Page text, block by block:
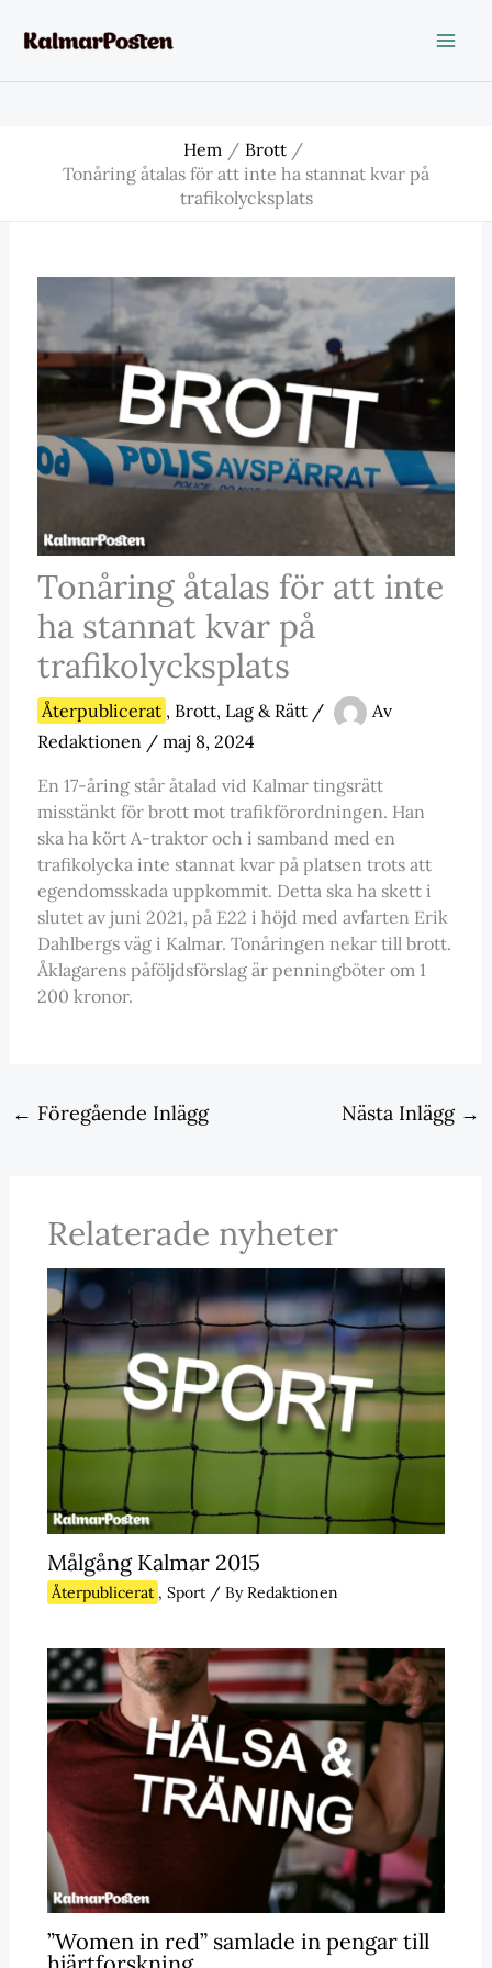
Hem
Brott
Tonåring åtalas för att inte ha stannat kvar på
trafikolycksplats
Tonåring åtalas för att inte
ha stannat kvar på
trafikolycksplats
Återpublicerat , Brott, Lag & Rätt/
Av
Redaktionen / maj 8, 2024
En 17-åring står åtalad vid Kalmar tingsrätt
misstänkt för brott mot trafikförordningen. Han
ska ha kört A-traktor och i samband med en
trafikolycka inte stannat kvar på platsen trots att
egendomsskada uppkommit. Detta ska ha skett i
slutet av juni 2021, på E22 i höjd med avfarten Erik
Dahlbergs väg i Kalmar. Tonåringen nekar till brott.
Åklagarens påföljdsförslag är penningböter om 1
200 kronor.
← Föregående Inlägg Nästa Inlägg →
Relaterade nyheter
Målgång Kalmar 2015
Återpublicerat , Sport/ ByRedaktionen
”Women in red” samlade in pengar till